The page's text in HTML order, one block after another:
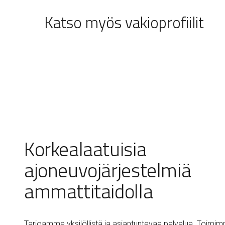
Katso myös vakioprofiilit
Korkealaatuisia
ajoneuvojärjestelmiä
ammattitaidolla